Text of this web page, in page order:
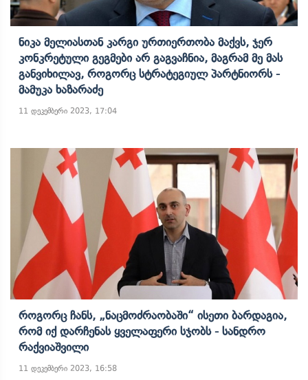
Ნიკა Მელიასთან Კარგი Ურთიერთობა Მაქვს, Ჯერ
Კონკრეტული Გეგმები Არ Გაგვაჩნია, Მაგრამ Მე Მას
Განვიხილავ, Როგორც Სტრატეგიულ Პარტნიორს -
Მამუკა Ხაზარაძე
11 დეკემბერი 2023, 17:04
Როგორც Ჩანს, „ნაცმოძრაობაში“ Ისეთი Ბარდაგია,
Რომ Იქ Დარჩენას Ყველაფერი Სჯობს - Სანდრო
Რაქვიაშვილი
11 დეკემბერი 2023, 16:58